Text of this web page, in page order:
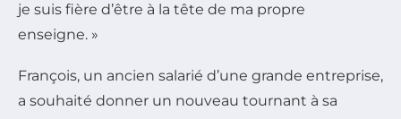
je suis fière d’être à la tête de ma propre
enseigne. »
François, un ancien salarié d’une grande entreprise,
a souhaité donner un nouveau tournant à sa